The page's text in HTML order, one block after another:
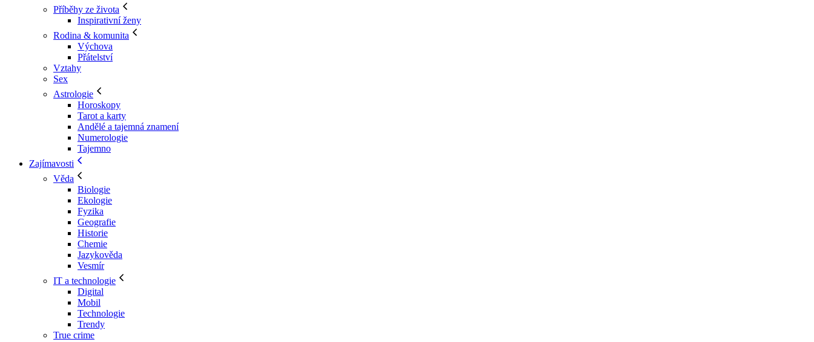
Příběhy ze života
Inspirativní ženy
Rodina & komunita
Výchova
Přátelství
Vztahy
Sex
Astrologie
Horoskopy
Tarot a karty
Andělé a tajemná znamení
Numerologie
Tajemno
Zajímavosti
Věda
Biologie
Ekologie
Fyzika
Geografie
Historie
Chemie
Jazykověda
Vesmír
IT a technologie
Digital
Mobil
Technologie
Trendy
True crime